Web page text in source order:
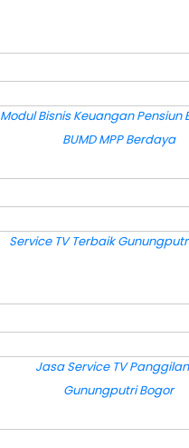
DETAIL
Modul Bisnis Keuangan Pensiun
BUMD MPP Berdaya
DETAIL
Service TV Terbaik
DETAIL
Jasa Service TV
Gunungputri Bogor